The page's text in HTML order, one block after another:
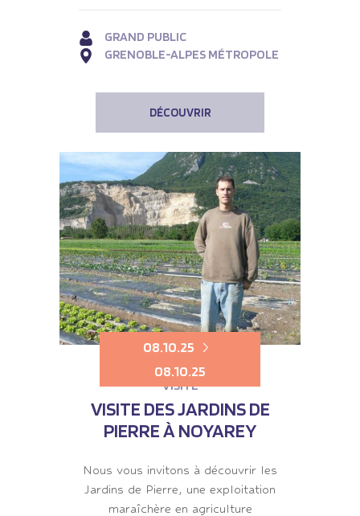
GRAND PUBLIC
GRENOBLE-ALPES MÉTROPOLE
DÉCOUVRIR
08.10.25
08.10.25
VISITE
VISITE DES JARDINS DE
PIERRE À NOYAREY
Nous vous invitons à découvrir les
Jardins de Pierre, une exploitation
maraîchère en agriculture